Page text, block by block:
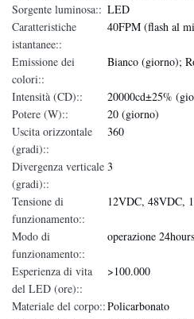
Sorgente luminosa:: LED
Caratteristiche
istantanee::
40FPM (flash al
Emissione dei
colori::
Bianco (giorno);
Intensità (CD)::
20000cd±25%
Potere (W)::
20 (giorno)
Uscita orizzontale
(gradi)::
360
Divergenza verticale
(gradi)::
3
Tensione di
funzionamento::
12VDC, 48VDC,
Modo di
funzionamento::
operazione 24hours
Esperienza di vita
del LED (ore)::
>100.000
Materiale del corpo::Policarbonato